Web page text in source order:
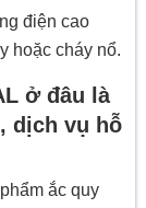
điện cao
hoặc cháy nổ.
ở đâu là
dịch vụ hỗ
ắc quy